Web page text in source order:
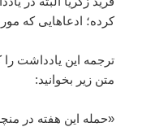
کرده؛ ادعاهایی که
ترجمه این یادداشت
متن زیر بخوانید:
«حمله این هفته در